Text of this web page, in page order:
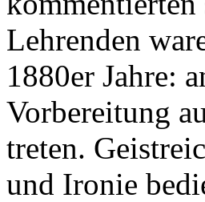
Lehrenden
1880er Jahre:
Vorbereitung
treten.
und Ironie